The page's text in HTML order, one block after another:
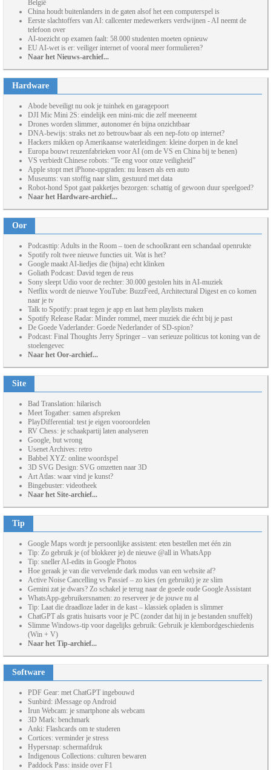
België
China houdt buitenlanders in de gaten alsof het een computerspel is
Eerste slachtoffers van AI: callcenter medewerkers verdwijnen - AI neemt de
telefoon over
AI-toezicht op examen faalt: 58.000 studenten moeten opnieuw
EU AI-wet is er: veiliger internet of vooral meer formulieren?
Naar het Nieuws-archief...
Hardware
Abode beveiligt nu ook je tuinhek en garagepoort
DJI Mic Mini 2S: eindelijk een mini-mic die zelf meeneemt
Drones worden slimmer, autonomer én bijna onzichtbaar
DNA-bewijs: straks net zo betrouwbaar als een nep-foto op internet?
Hackers mikken op Amerikaanse waterleidingen: kleine dorpen in de knel
Europa bouwt reuzenfabrieken voor AI (om de VS en China bij te benen)
VS verbiedt Chinese robots: “Te eng voor onze veiligheid”
Apple stopt met iPhone-upgraden: nu leasen als een auto
Museums: van stoffig naar slim, gestuurd met data
Robot-hond Spot gaat pakketjes bezorgen: schattig of gewoon duur speelgoed?
Naar het Hardware-archief...
Oor
Podcasttip: Adults in the Room – toen de schoolkrant een schandaal openrukte
Spotify rolt twee nieuwe functies uit. Wat is het?
Google maakt AI-liedjes die (bijna) echt klinken
Goliath Podcast: David tegen de reus
Sony sleept Udio voor de rechter: 30.000 gestolen hits in AI-muziek
Netflix wordt de nieuwe YouTube: BuzzFeed, Architectural Digest en co komen
naar je tv
Talk to Spotify: praat tegen je app en laat hem playlists maken
Spotify Release Radar: Minder rommel, meer muziek die écht bij je past
De Goede Vaderlander: Goede Nederlander of SD-spion?
Podcast: Final Thoughts Jerry Springer – van serieuze politicus tot koning van de
stoelengevec
Naar het Oor-archief...
Site
Bad Translation: hilarisch
Meet Togather: samen afspreken
PlayDifferential: test je eigen vooroordelen
RV Chess: je schaakpartij laten analyseren
Google, but wrong
Usenet Archives: retro
Babbel XYZ: online woordspel
3D SVG Design: SVG omzetten naar 3D
Art Atlas: waar vind je kunst?
Bingebuster: videotheek
Naar het Site-archief...
Tip
Google Maps wordt je persoonlijke assistent: eten bestellen met één zin
Tip: Zo gebruik je (of blokkeer je) de nieuwe @all in WhatsApp
Tip: sneller AI-edits in Google Photos
Hoe geraak je van die vervelende dark modus van een website af?
Active Noise Cancelling vs Passief – zo kies (en gebruikt) je ze slim
Gemini zat je dwars? Zo schakel je terug naar de goede oude Google Assistant
WhatsApp-gebruikersnamen: zo reserveer je de jouwe nu al
Tip: Laat die draadloze lader in de kast – klassiek opladen is slimmer
ChatGPT als gratis huisarts voor je PC (zonder dat hij in je bestanden snuffelt)
Slimme Windows-tip voor dagelijks gebruik: Gebruik je klembordgeschiedenis
(Win + V)
Naar het Tip-archief...
Software
PDF Gear: met ChatGPT ingebouwd
Sunbird: iMessage op Android
Irun Webcam: je smartphone als webcam
3D Mark: benchmark
Anki: Flashcards om te studeren
Cortices: verminder je stress
Hypersnap: schermafdruk
Indigenous Collections: culturen bewaren
Paddock Pass: inside over F1